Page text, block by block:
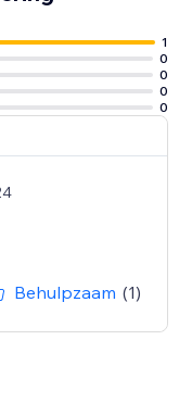
1
0
0
0
0
Behulpzaam (1)